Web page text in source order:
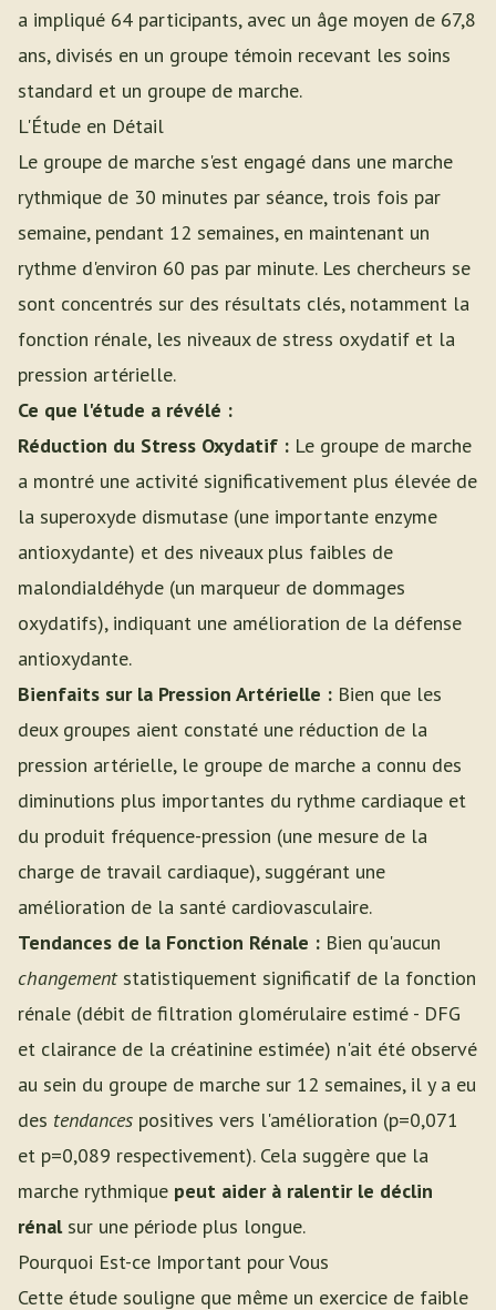
a impliqué 64 participants, avec un âge moyen de 67,8
ans, divisés en un groupe témoin recevant les soins
standard et un groupe de marche.
L'Étude en Détail
Le groupe de marche s'est engagé dans une marche
rythmique de 30 minutes par séance, trois fois par
semaine, pendant 12 semaines, en maintenant un
rythme d'environ 60 pas par minute. Les chercheurs se
sont concentrés sur des résultats clés, notamment la
fonction rénale, les niveaux de stress oxydatif et la
pression artérielle.
Ce que l'étude a révélé :
Réduction du Stress Oxydatif : Le groupe de marche
a montré une activité significativement plus élevée de
la superoxyde dismutase (une importante enzyme
antioxydante) et des niveaux plus faibles de
malondialdéhyde (un marqueur de dommages
oxydatifs), indiquant une amélioration de la défense
antioxydante.
Bienfaits sur la Pression Artérielle : Bien que les
deux groupes aient constaté une réduction de la
pression artérielle, le groupe de marche a connu des
diminutions plus importantes du rythme cardiaque et
du produit fréquence-pression (une mesure de la
charge de travail cardiaque), suggérant une
amélioration de la santé cardiovasculaire.
Tendances de la Fonction Rénale : Bien qu'aucun
changementstatistiquement significatif de la fonction
rénale (débit de filtration glomérulaire estimé - DFG
et clairance de la créatinine estimée) n'ait été observé
au sein du groupe de marche sur 12 semaines, il y a eu
des tendances positives vers l'amélioration (p=0,071
et p=0,089 respectivement). Cela suggère que la
marche rythmique peut aider à ralentir le déclin
rénalsur une période plus longue.
Pourquoi Est-ce Important pour Vous
Cette étude souligne que même un exercice de faible